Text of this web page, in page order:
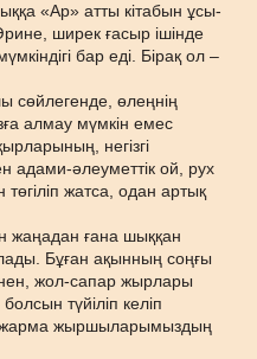
«Ар» атты кітабын ұсы-
ширек ғасыр ішінде
бар еді. Бірақ ол –
сөйлегенде, өлеңнің
алмау мүмкін емес
негізгі
адами-әлеуметтік ой, рух
жатса, одан артық
жаңадан ғана шыққан
Бұған ақынның соңғы
жол-сапар жырлары
түйіліп келіп
жарма жыршыларымыздың